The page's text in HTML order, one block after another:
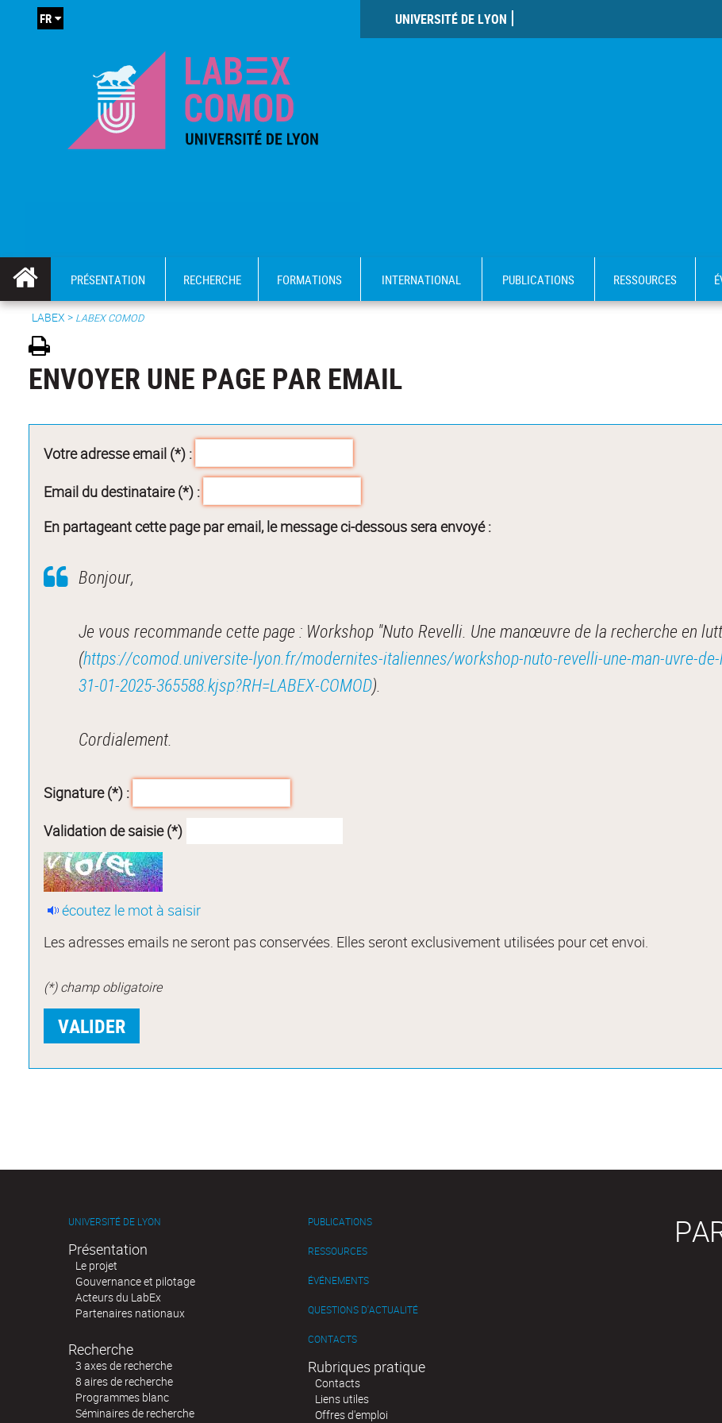
UNIVERSITÉ DE LYON
FR
PRÉSENTATION RECHERCHE FORMATIONS INTERNATIONAL PUBLICATIONS RESSOURCES
LABEX > LABEX COMOD
ENVOYER UNE PAGE PAR EMAIL
Votre adresse email (*) :
Email du destinataire (*) :
En partageant cette page par email, le message ci-dessous sera envoyé :
Bonjour,
Je vous recommande cette page : Workshop "Nuto Revelli. Une manœuvre de la recherche en
(https://comod.universite-lyon.fr/modernites-italiennes/workshop-nuto-revelli-une-man-uvre-
31-01-2025-365588.kjsp?RH=LABEX-COMOD).
Cordialement.
Signature (*) :
Validation de saisie (*)
écoutez le mot à saisir
Les adresses emails ne seront pas conservées. Elles seront exclusivement utilisées pour cet envoi.
(*) champ obligatoire
UNIVERSITÉ DE LYON
Présentation
Le projet
Gouvernance et pilotage
Acteurs du LabEx
Partenaires nationaux
Recherche
3 axes de recherche
8 aires de recherche
Programmes blanc
Séminaires de recherche
PUBLICATIONS
RESSOURCES
ÉVÉNEMENTS
QUESTIONS D'ACTUALITÉ
CONTACTS
Rubriques pratique
Contacts
Liens utiles
Offres d'emploi